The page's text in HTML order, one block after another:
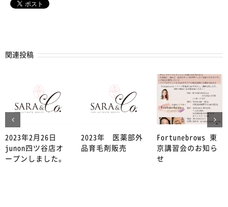
関連投稿
2023年2月26日
junon四ツ谷店オ
ープンしました。
2023年 医薬部外
品育毛剤販売
Fortunebrows 東
京講習会のお知ら
せ